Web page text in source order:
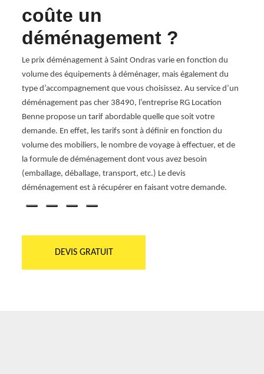
coûte un
déménagement ?
Le prix déménagement à Saint Ondras varie en fonction du
volume des équipements à déménager, mais également du
type d’accompagnement que vous choisissez. Au service d’un
déménagement pas cher 38490, l’entreprise RG Location
Benne propose un tarif abordable quelle que soit votre
demande. En effet, les tarifs sont à définir en fonction du
volume des mobiliers, le nombre de voyage à effectuer, et de
la formule de déménagement dont vous avez besoin
(emballage, déballage, transport, etc.) Le devis
déménagement est à récupérer en faisant votre demande.
DEVIS GRATUIT